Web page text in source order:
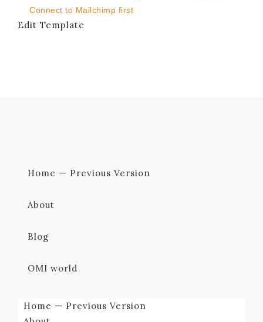
Connect to Mailchimp first
Edit Template
Home — Previous Version
About
Blog
OMI world
Home — Previous Version